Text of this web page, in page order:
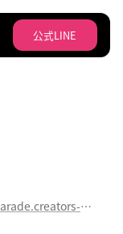
公式LINE
https://gameparade.creators-guild.com/works/1447